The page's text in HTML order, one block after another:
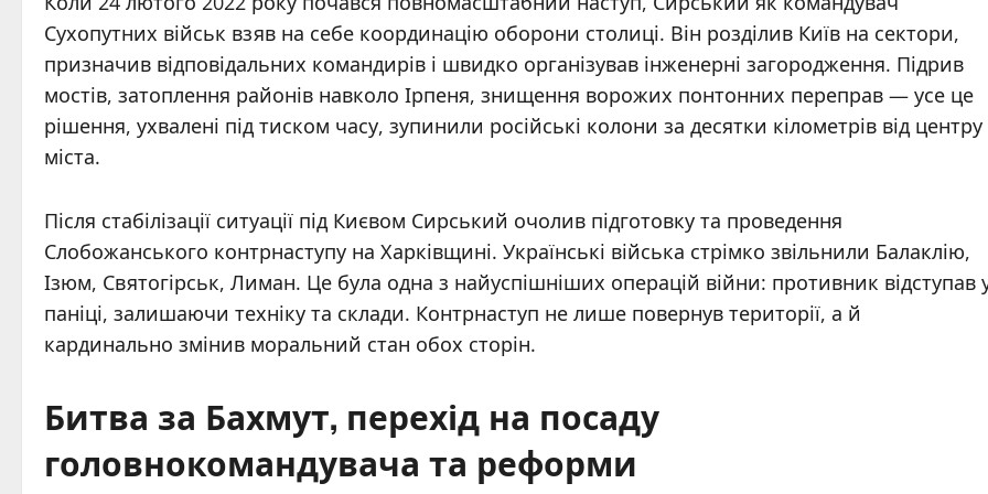
Сухопутних військ взяв на себе координацію оборони столиці. Він розділив Київ на сектори,
призначив відповідальних командирів і швидко організував інженерні загородження. Підрив
мостів, затоплення районів навколо Ірпеня, знищення ворожих понтонних переправ — усе це
рішення, ухвалені під тиском часу, зупинили російські колони за десятки кілометрів від центру
міста.
Після стабілізації ситуації під Києвом Сирський очолив підготовку та проведення
Слобожанського контрнаступу на Харківщині. Українські війська стрімко звільнили Балаклію,
Ізюм, Святогірськ, Лиман. Це була одна з найуспішніших операцій війни: противник відступав
паніці, залишаючи техніку та склади. Контрнаступ не лише повернув території, а й
кардинально змінив моральний стан обох сторін.
Битва за Бахмут, перехід на посаду
головнокомандувача та реформи